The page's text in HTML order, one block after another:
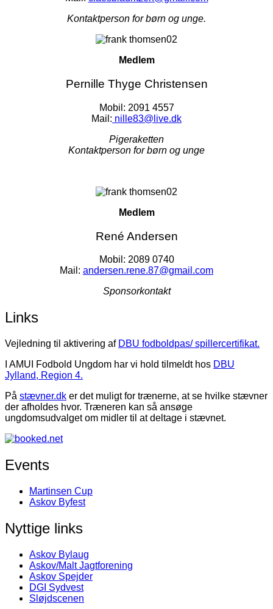
Kontaktperson for børn og unge.
Medlem
Pernille Thyge Christensen
Mobil: 2091 4557
Mail: nille83@live.dk
Pigeraketten
Kontaktperson for børn og unge
Medlem
René Andersen
Mobil: 2089 0740
Mail: andersen.rene.87@gmail.com
Sponsorkontakt
Links
Vejledning til aktivering af DBU fodboldpas/ spillercertifikat.
I AMUI Fodbold Ungdom har vi hold tilmeldt hos DBU
Jylland, Region 4.
På stævner.dk er det muligt for trænerne, at se hvilke stævner
der afholdes hvor. Træneren kan så ansøge
ungdomsudvalget om midler til at deltage i stævnet.
Events
Martinsen Cup
Askov Byfest
Nyttige links
Askov Bylaug
Askov/Malt Jagtforening
Askov Spejder
DGI Sydvest
Sløjdscenen